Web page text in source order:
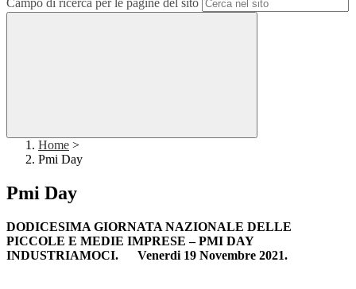
Campo di ricerca per le pagine del sito
Home >
Pmi Day
Pmi Day
DODICESIMA GIORNATA NAZIONALE DELLE
PICCOLE E MEDIE IMPRESE – PMI DAY
INDUSTRIAMOCI. Venerdi 19 Novembre 2021.